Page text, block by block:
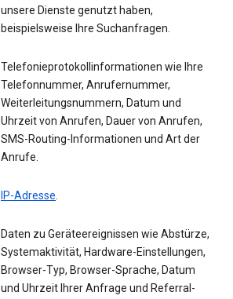
unsere Dienste genutzt haben,
beispielsweise Ihre Suchanfragen.
Telefonieprotokollinformationen wie Ihre
Telefonnummer, Anrufernummer,
Weiterleitungsnummern, Datum und
Uhrzeit von Anrufen, Dauer von Anrufen,
SMS-Routing-Informationen und Art der
Anrufe.
IP-Adresse.
Daten zu Geräteereignissen wie Abstürze,
Systemaktivität, Hardware-Einstellungen,
Browser-Typ, Browser-Sprache, Datum
und Uhrzeit Ihrer Anfrage und Referral-